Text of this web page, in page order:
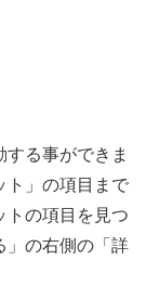
る事ができま
ト」の項目まで
トの項目を見つ
」の右側の「詳